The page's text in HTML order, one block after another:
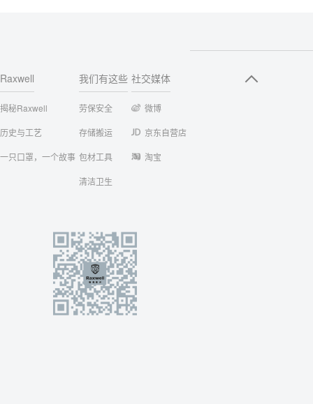
Raxwell
揭秘Raxwell
历史与工艺
一只口罩，一个故事
我们有这些
劳保安全
存储搬运
包材工具
清洁卫生
社交媒体
微博
京东自营店
淘宝